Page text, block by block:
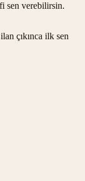
sen verebilirsin.
çıkınca ilk sen